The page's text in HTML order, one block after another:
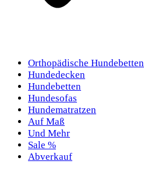
Orthopädische Hundebetten
Hundedecken
Hundebetten
Hundesofas
Hundematratzen
Auf Maß
Und Mehr
Sale %
Abverkauf